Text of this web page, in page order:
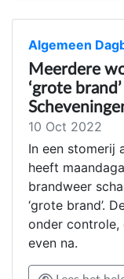
Algemeen
Meerdere
‘grote
10 Oct 2022
In een stomerij
heeft
brandweer
‘grote brand’.
onder controle,
even na.